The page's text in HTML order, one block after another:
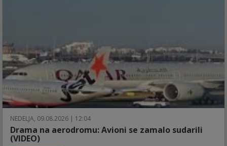
NEDELJA, 09.08.2026 | 12:04
Drama na aerodromu: Avioni se zamalo sudarili
(VIDEO)